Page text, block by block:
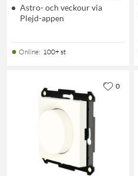
Astro- och veckour via
Plejd-appen
Online: 100+ st
0